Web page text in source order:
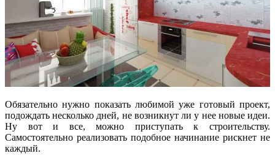
Обязательно нужно показать любимой уже готовый проект,
подождать несколько дней, не возникнут ли у нее новые идеи.
Ну вот и все, можно приступать к строительству.
Самостоятельно реализовать подобное начинание рискнет не
каждый.